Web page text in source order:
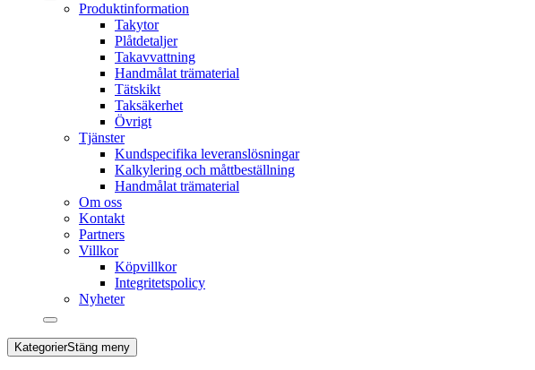
Produktinformation
Takytor
Plåtdetaljer
Takavvattning
Handmålat trämaterial
Tätskikt
Taksäkerhet
Övrigt
Tjänster
Kundspecifika leveranslösningar
Kalkylering och måttbeställning
Handmålat trämaterial
Om oss
Kontakt
Partners
Villkor
Köpvillkor
Integritetspolicy
Nyheter
KategorierStäng meny